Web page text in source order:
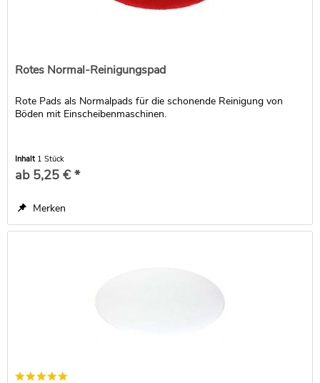
Rotes Normal-Reinigungspad
Rote Pads als Normalpads für die schonende Reinigung von
Böden mit Einscheibenmaschinen.
Inhalt 1 Stück
ab 5,25 € *
Merken